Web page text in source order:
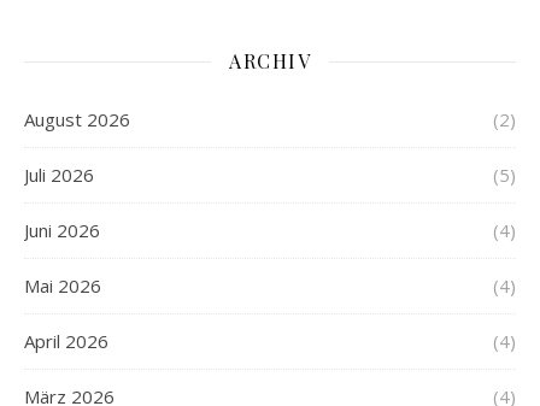
ARCHIV
August 2026 (2)
Juli 2026 (5)
Juni 2026 (4)
Mai 2026 (4)
April 2026 (4)
März 2026 (4)